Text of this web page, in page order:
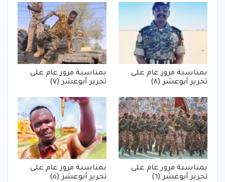
بمناسبة مرور عام على
تحرير أبوعشر (٨)
بمناسبة مرور عام على
تحرير أبوعشر (٧)
بمناسبة مرور عام على
تحرير أبوعشر (٦)
بمناسبة مرور عام على
تحرير أبوعشر (٥)